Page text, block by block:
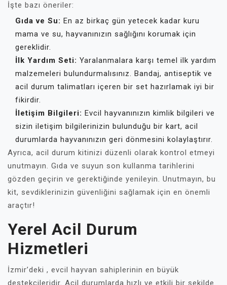
İşte bazı öneriler:
Gıda ve Su: En az birkaç gün yetecek kadar kuru
mama ve su, hayvanınızın sağlığını korumak için
gereklidir.
İlk Yardım Seti: Yaralanmalara karşı temel ilk yardım
malzemeleri bulundurmalısınız. Bandaj, antiseptik ve
acil durum talimatları içeren bir set hazırlamak iyi bir
fikirdir.
İletişim Bilgileri: Evcil hayvanınızın kimlik bilgileri ve
sizin iletişim bilgilerinizin bulunduğu bir kart, acil
durumlarda hayvanınızın geri dönmesini kolaylaştırır.
Ayrıca, acil durum kitinizi düzenli olarak kontrol etmeyi
unutmayın. Gıda ve suyun son kullanma tarihlerini
gözden geçirin ve gerektiğinde yenileyin. Unutmayın, bu
kit, sevdiklerinizin güvenliğini sağlamak için en önemli
araçtır!
Yerel Acil Durum
Hizmetleri
İzmir’deki , evcil hayvan sahiplerinin en büyük
destekçileridir. Acil durumlarda hızlı ve etkili bir şekilde